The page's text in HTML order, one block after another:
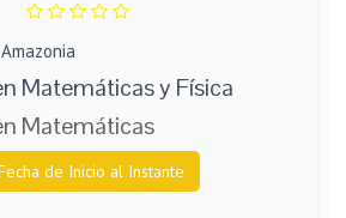
Matemáticas y Física
Matemáticas
de Inicio al Instante